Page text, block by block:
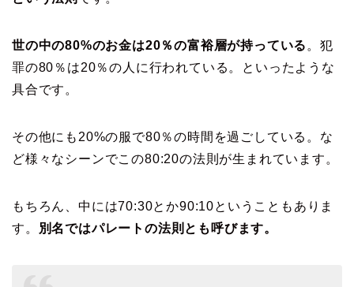
世の中の80%のお金は20％の富裕層が持っている 。犯
罪の80％は20％の人に行われている。といったような
具合です。
その他にも20%の服で80％の時間を過ごしている。な
ど様々なシーンでこの80:20の法則が生まれています。
もちろん、中には70:30とか90:10ということもありま
す。
別名ではパレートの法則とも呼びます。